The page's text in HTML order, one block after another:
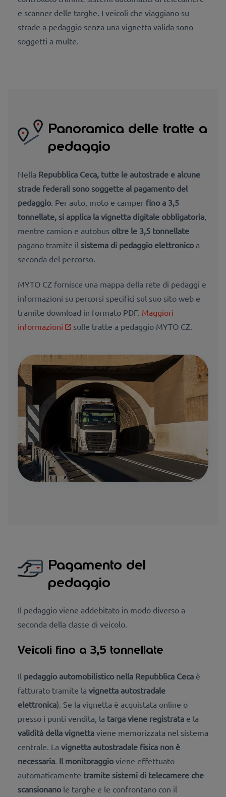
e scanner delle targhe. I veicoli che viaggiano su
strade a pedaggio senza una vignetta valida sono
soggetti a multe.
Panoramica delle tratte a
pedaggio
Nella Repubblica Ceca, tutte le autostrade e alcune
strade federali sono soggette al pagamento del
pedaggio . Per auto, moto e camper fino a 3,5
tonnellate, si applica la vignetta digitale obbligatoria
mentre camion e autobus oltre le 3,5 tonnellate
pagano tramite il sistema di pedaggio elettronico a
seconda del percorso.
MYTO CZ fornisce una mappa della rete di pedaggi e
informazioni su percorsi specifici sul suo sito web e
tramite download in formato PDF. Maggiori
informazioni
sulle tratte a pedaggio MYTO CZ.
Pagamento del
pedaggio
Il pedaggio viene addebitato in modo diverso a
seconda della classe di veicolo.
Veicoli fino a 3,5 tonnellate
Il pedaggio automobilistico nella Repubblica Ceca è
fatturato tramite la vignetta autostradale
elettronica). Se la vignetta è acquistata online o
presso i punti vendita, la targa viene registrata e la
validità della vignetta viene memorizzata nel sistema
centrale. La vignetta autostradale fisica non è
necessaria Il monitoraggioviene effettuato
automaticamente tramite sistemi di telecamere che
scansionanole targhe e le confrontano con il